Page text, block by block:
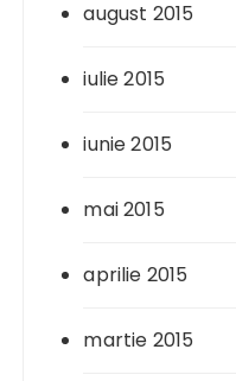
august 2015
iulie 2015
iunie 2015
mai 2015
aprilie 2015
martie 2015